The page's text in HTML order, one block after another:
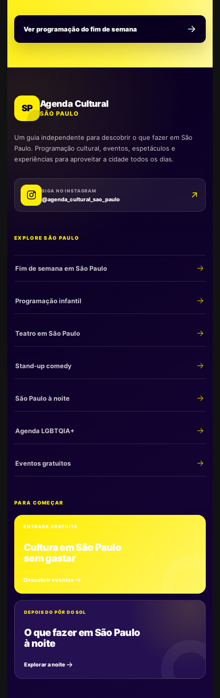
Ver programação do fim de semana
SP Agenda Cultural
SÃO PAULO
Um guia independente para descobrir o que fazer em São
Paulo. Programação cultural, eventos, espetáculos e
experiências para aproveitar a cidade todos os dias.
SIGA NO INSTAGRAM
@agenda_cultural_sao_paulo
EXPLORE SÃO PAULO
Fim de semana em São Paulo
Programação infantil
Teatro em São Paulo
Stand-up comedy
São Paulo à noite
Agenda LGBTQIA+
Eventos gratuitos
PARA COMEÇAR
ENTRADA GRATUITA
Cultura em São Paulo
sem gastar
Descobrir eventos
DEPOIS DO PÔR DO SOL
O que fazer em São Paulo
à noite
Explorar a noite